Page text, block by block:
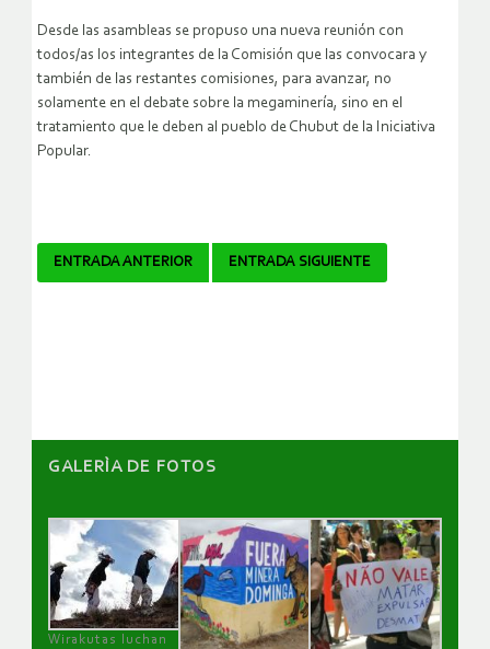
Desde las asambleas se propuso una nueva reunión con
todos/as los integrantes de la Comisión que las convocara y
también de las restantes comisiones, para avanzar, no
solamente en el debate sobre la megaminería, sino en el
tratamiento que le deben al pueblo de Chubut de la Iniciativa
Popular.
Navegador
ENTRADA ANTERIOR ENTRADA SIGUIENTE
GALERÌA DE FOTOS
Wirakutas luchan